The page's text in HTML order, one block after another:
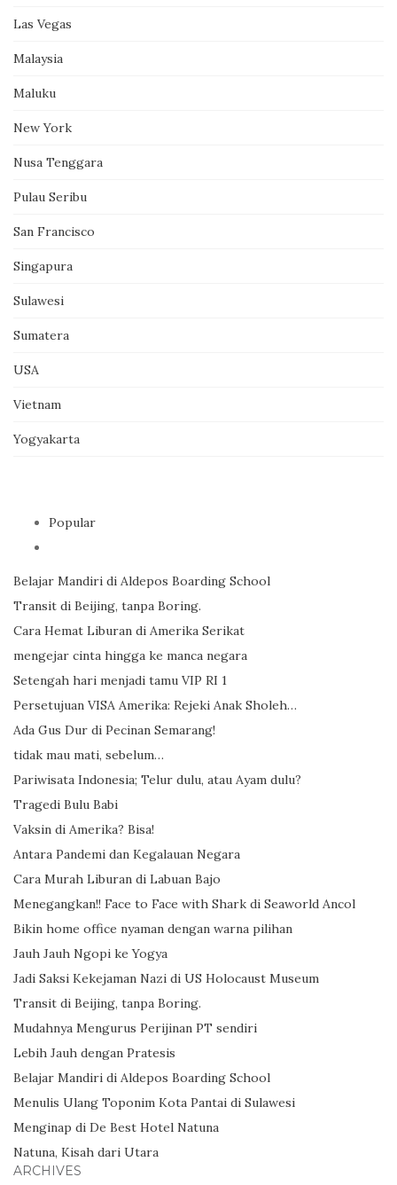
Las Vegas
Malaysia
Maluku
New York
Nusa Tenggara
Pulau Seribu
San Francisco
Singapura
Sulawesi
Sumatera
USA
Vietnam
Yogyakarta
Popular
Belajar Mandiri di Aldepos Boarding School
Transit di Beijing, tanpa Boring.
Cara Hemat Liburan di Amerika Serikat
mengejar cinta hingga ke manca negara
Setengah hari menjadi tamu VIP RI 1
Persetujuan VISA Amerika: Rejeki Anak Sholeh…
Ada Gus Dur di Pecinan Semarang!
tidak mau mati, sebelum…
Pariwisata Indonesia; Telur dulu, atau Ayam dulu?
Tragedi Bulu Babi
Vaksin di Amerika? Bisa!
Antara Pandemi dan Kegalauan Negara
Cara Murah Liburan di Labuan Bajo
Menegangkan!! Face to Face with Shark di Seaworld Ancol
Bikin home office nyaman dengan warna pilihan
Jauh Jauh Ngopi ke Yogya
Jadi Saksi Kekejaman Nazi di US Holocaust Museum
Transit di Beijing, tanpa Boring.
Mudahnya Mengurus Perijinan PT sendiri
Lebih Jauh dengan Pratesis
Belajar Mandiri di Aldepos Boarding School
Menulis Ulang Toponim Kota Pantai di Sulawesi
Menginap di De Best Hotel Natuna
Natuna, Kisah dari Utara
ARCHIVES